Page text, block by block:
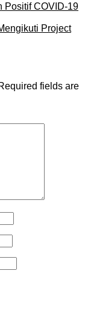
Positif COVID-19
Project
fields are